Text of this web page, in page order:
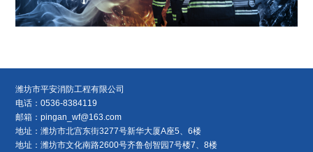
技术进步奖”；
获得1项专利证书“一种数据采集发射器”，2项
2017年
“山东省消防维保监督系统”荣获2017年中国信
获得1项专利证书“消防设施信息采集传输装
置”、11项软件著作权：“建筑消防数据监控软
潍坊市平安消防工程有限公司
电话：0536-8384119
邮箱：pingan_wf@163.com
地址：潍坊市北宫东街3277号新华大厦A座5、6楼
地址：潍坊市文化南路2600号齐鲁创智园7号楼7、8楼